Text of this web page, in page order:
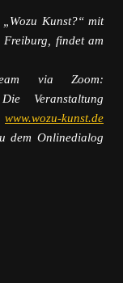
Kunst?“ mit
findet am
via Zoom:
Veranstaltung
www.wozu-kunst.de
dem Onlinedialog